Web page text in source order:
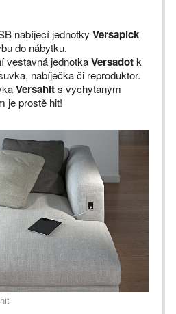
nabíjecí jednotky Versapick
do nábytku.
vestavná jednotkaVersadotk
nabíječka či reproduktor.
Versahits vychytaným
je prostě hit!